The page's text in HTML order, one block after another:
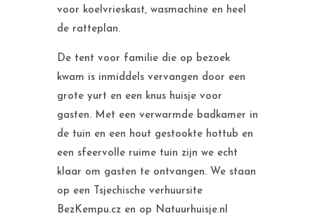
voor koelvrieskast, wasmachine en heel
de ratteplan.
De tent voor familie die op bezoek
kwam is inmiddels vervangen door een
grote yurt en een knus huisje voor
gasten. Met een verwarmde badkamer in
de tuin en een hout gestookte hottub en
een sfeervolle ruime tuin zijn we echt
klaar om gasten te ontvangen. We staan
op een Tsjechische verhuursite
BezKempu.cz en op Natuurhuisje.nl